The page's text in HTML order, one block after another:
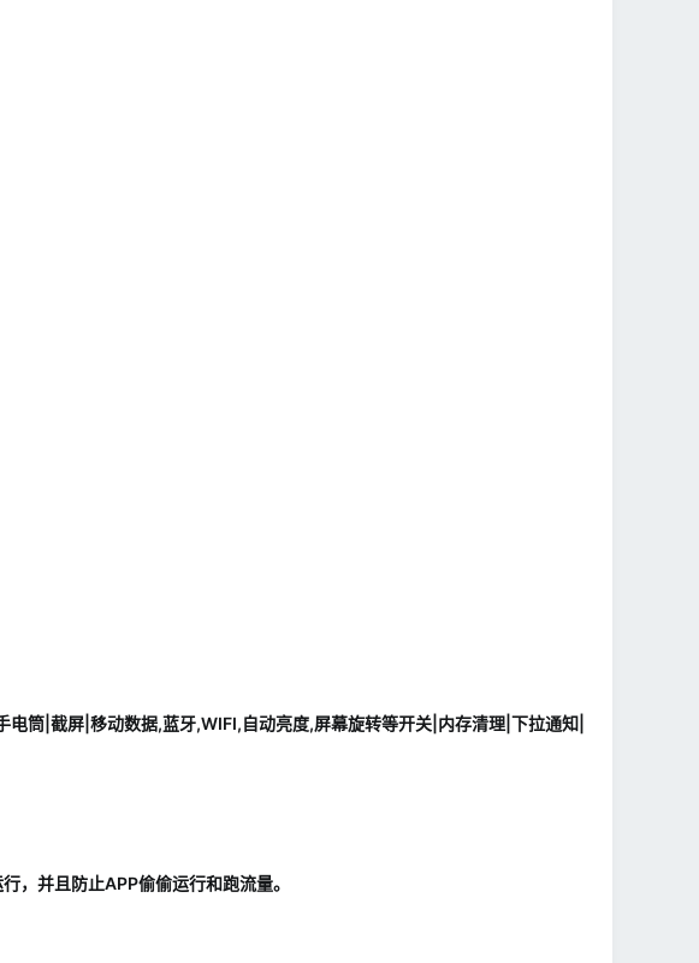
筒|截屏|移动数据,蓝牙,WIFI,自动亮度,屏幕旋转等开关|内存清理|下拉通知|
，并且防止APP偷偷运行和跑流量。